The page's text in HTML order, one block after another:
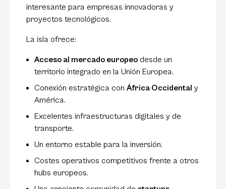
interesante para empresas innovadoras y
proyectos tecnológicos.
La isla ofrece:
Acceso al mercado europeo desde un
territorio integrado en la Unión Europea.
Conexión estratégica con África Occidental y
América.
Excelentes infraestructuras digitales y de
transporte.
Un entorno estable para la inversión.
Costes operativos competitivos frente a otros
hubs europeos.